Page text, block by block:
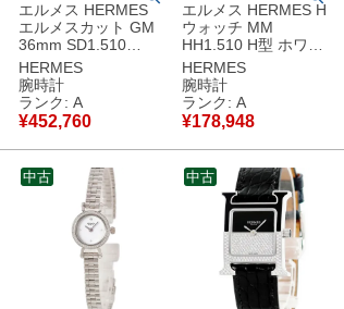
エルメス HERMES
エルメスカット GM
36mm SD1.510
W404927WW00 ア
ラビア ユニセックス
メンズ レディース 腕
時計自動巻き シルバ
ー 【中古】中古美品
HERMES
腕時計
ランク: A
¥452,760
エルメス HERMES H
ウォッチ MM
HH1.510 H型 ホワイ
ト 白 アラビア ギョ
ウシェ メンズ レディ
ース 腕時計クオーツ
ホワイト 【中古】中
古美品
HERMES
腕時計
ランク: A
¥178,948
中古 中古